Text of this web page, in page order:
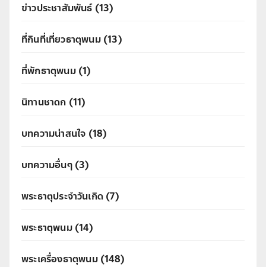
ข่าวประชาสัมพันธ์(13)
ที่กินที่เที่ยวธาตุพนม(13)
ที่พักธาตุพนม(1)
นิทานชาดก (11)
บทความน่าสนใจ (18)
บทความอื่นๆ(3)
พระธาตุประจำวันเกิด (7)
พระธาตุพนม(14)
พระเครื่องธาตุพนม(148)